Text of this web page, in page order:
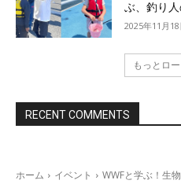
ぶ、釣り
2025年11月18
もっとロ
RECENT COMMENTS